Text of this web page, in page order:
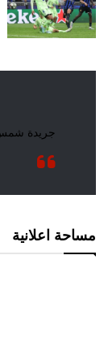
مساحة اعلانية